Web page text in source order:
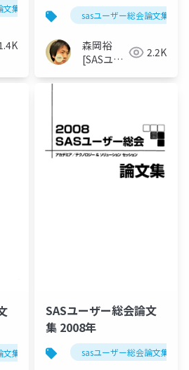
文集 2011年
sasユーザー総会論文集
森岡裕
[SASユー
2.2K
文集 2009年
SASユーザー総会論文
集 2008年
sasユーザー総会論文集